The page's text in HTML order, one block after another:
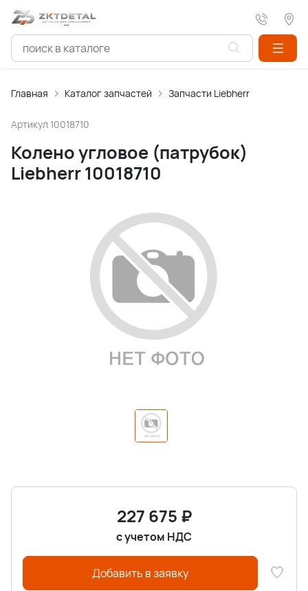
Главная Каталог запчастей Запчасти Liebherr
Артикул 10018710
Колено угловое (патрубок)
Liebherr 10018710
227 675 ₽
с учетом НДС
Добавить в заявку